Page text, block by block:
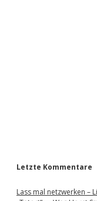
Letzte Kommentare
Lass mal netzwerken –